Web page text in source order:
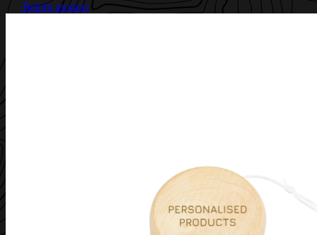
Bekijk product